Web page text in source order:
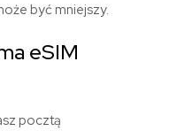
być mniejszy.
eSIM
pocztą